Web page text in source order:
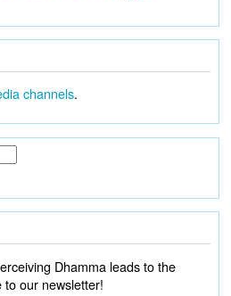
channels.
Dhamma leads to the
our newsletter!